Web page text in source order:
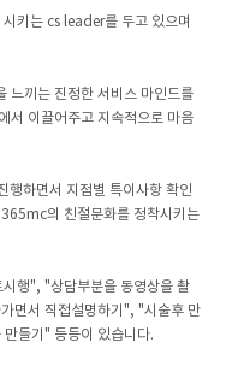
키는 cs leader를 두고 있으며
느끼는 진정한 서비스 마인드를
서 이끌어주고 지속적으로 마음
행하면서 지점별 특이사항 확인
의 친절문화를 정착시키는
행", "상담부분을 동영상을 촬
면서 직접설명하기", "시술후 만
들기" 등등이 있습니다.